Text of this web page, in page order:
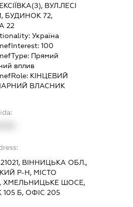
ВУЛ.ЛЕСІ
БУДИНОК 72,
22
Україна
100
Прямий
вплив
КІНЦЕВИЙ
ВЛАСНИК
ВІННИЦЬКА ОБЛ.,
Р-Н, МІСТО
ХМЕЛЬНИЦЬКЕ ШОСЕ,
Б, ОФІС 205